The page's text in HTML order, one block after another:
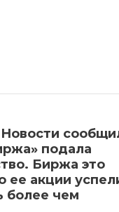
подала
Биржа это
ее акции
более чем